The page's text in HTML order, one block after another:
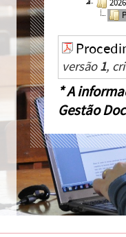
2026
versão1,
* A
Gestão